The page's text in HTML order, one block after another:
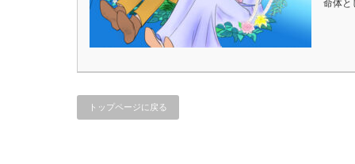
命体
トップページに戻る